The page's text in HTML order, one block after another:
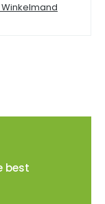
Winkelmand
best